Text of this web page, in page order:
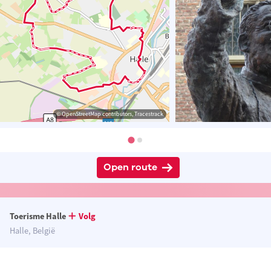
© OpenStreetMap contributors, Tracestrack
Open route
Toerisme Halle
Volg
Halle, België